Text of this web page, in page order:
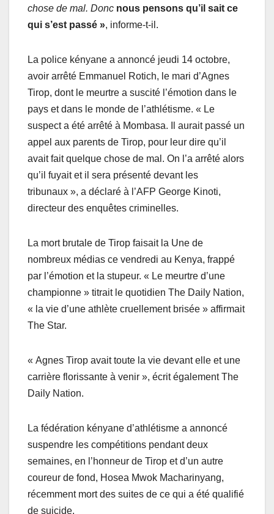
chose de mal. Donc nous pensons qu’il sait ce
qui s’est passé », informe-t-il.
La police kényane a annoncé jeudi 14 octobre,
avoir arrêté Emmanuel Rotich, le mari d’Agnes
Tirop, dont le meurtre a suscité l’émotion dans le
pays et dans le monde de l’athlétisme. « Le
suspect a été arrêté à Mombasa. Il aurait passé un
appel aux parents de Tirop, pour leur dire qu’il
avait fait quelque chose de mal. On l’a arrêté alors
qu’il fuyait et il sera présenté devant les
tribunaux », a déclaré à l’AFP George Kinoti,
directeur des enquêtes criminelles.
La mort brutale de Tirop faisait la Une de
nombreux médias ce vendredi au Kenya, frappé
par l’émotion et la stupeur. « Le meurtre d’une
championne » titrait le quotidien The Daily Nation,
« la vie d’une athlète cruellement brisée » affirmait
The Star.
« Agnes Tirop avait toute la vie devant elle et une
carrière florissante à venir », écrit également The
Daily Nation.
La fédération kényane d’athlétisme a annoncé
suspendre les compétitions pendant deux
semaines, en l’honneur de Tirop et d’un autre
coureur de fond, Hosea Mwok Macharinyang,
récemment mort des suites de ce qui a été qualifié
de suicide.